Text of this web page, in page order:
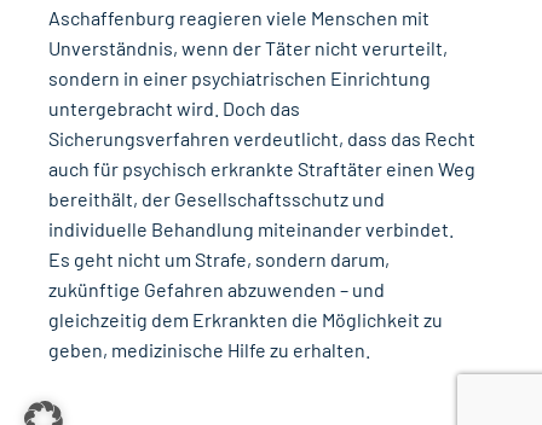
Aschaffenburg reagieren viele Menschen mit
Unverständnis, wenn der Täter nicht verurteilt,
sondern in einer psychiatrischen Einrichtung
untergebracht wird. Doch das
Sicherungsverfahren verdeutlicht, dass das Recht
auch für psychisch erkrankte Straftäter einen Weg
bereithält, der Gesellschaftsschutz und
individuelle Behandlung miteinander verbindet.
Es geht nicht um Strafe, sondern darum,
zukünftige Gefahren abzuwenden – und
gleichzeitig dem Erkrankten die Möglichkeit zu
geben, medizinische Hilfe zu erhalten.